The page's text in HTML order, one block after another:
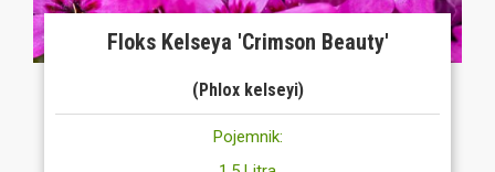
Floks Kelseya 'Crimson Beauty'
(Phlox kelseyi)
Pojemnik: